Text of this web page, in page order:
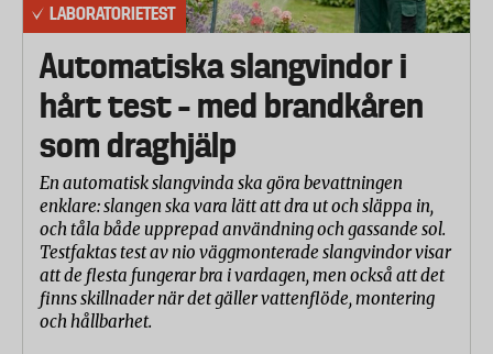
LABORATORIETEST
Automatiska slangvindor i
hårt test – med brandkåren
som draghjälp
En automatisk slangvinda ska göra bevattningen
enklare: slangen ska vara lätt att dra ut och släppa in,
och tåla både upprepad användning och gassande sol.
Testfaktas test av nio väggmonterade slangvindor visar
att de flesta fungerar bra i vardagen, men också att det
finns skillnader när det gäller vattenflöde, montering
och hållbarhet.